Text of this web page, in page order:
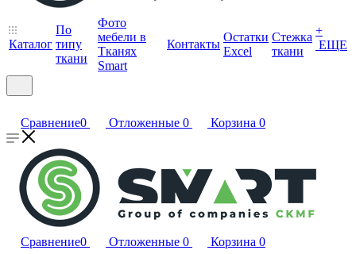
Каталог
По
типу
ткани
Фото
мебели в
Тканях
Smart
Контакты
Остатки
Excel
Стежка
ткани
+
ЕЩЕ
Сравнение0 Отложенные 0 Корзина 0
Сравнение0 Отложенные 0 Корзина 0